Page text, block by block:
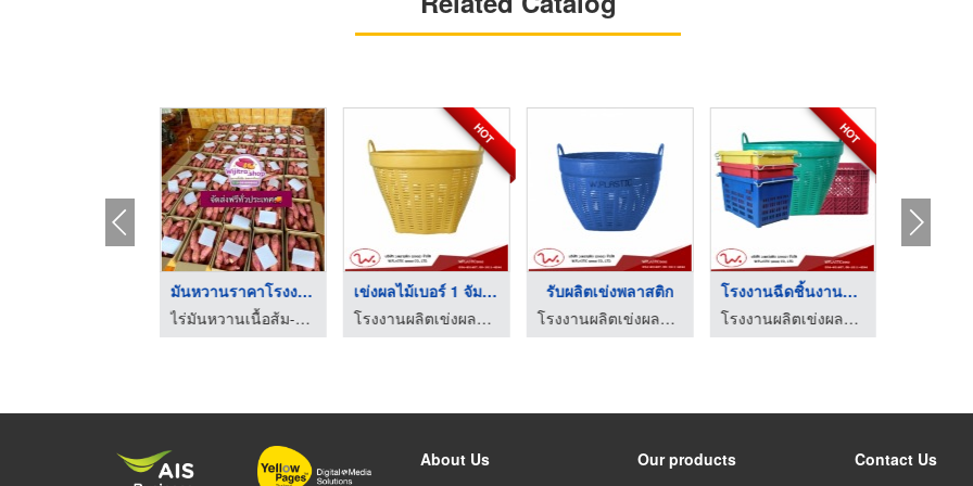
มันหวานราคาโรงงาน
ไร่มันหวานเนื้อส้ม-โอกินาว่า ราคาถูกไร่วิจิตรา
HOT
เข่งผลไม้เบอร์ 1 จัม ...
โรงงานผลิตเข่งผลไม้ ลังผลไม้พลาสติก - ว.พลาสติก (2002)
รับผลิตเข่งพลาสติก
โรงงานผลิตเข่งผลไม้ ลังผลไม้พลาสติก - ว.พลาสติก (2002)
HOT
โรงงานฉีดชิ้นงานพลาส ...
โรงงานผลิตเข่งผลไม้ ลังผลไม้พลาสติก - ว.พลาสติก (2002)
About Us Our products Contact Us